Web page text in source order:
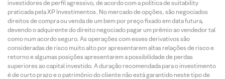
investidores de perfil agressivo, de acordo com a política de suitability
praticada pela XP Investimentos. No mercado de opções, são negociados
direitos de compra ou venda de um bem por preço fixado em data futura,
devendo o adquirente do direito negociado pagar um prêmio ao vendedor tal
como num acordo seguro. As operações com esses derivativos são
consideradas de risco muito alto por apresentarem altas relações de risco e
retorno e algumas posições apresentarem a possibilidade de perdas
superiores ao capital investido. A duração recomendada para o investimento
é de curto prazo e o patrimônio do cliente não está garantido neste tipo de